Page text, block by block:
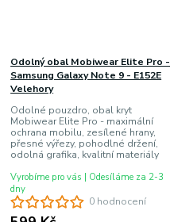
0 hodnocení
Odolný obal Mobiwear Elite Pro -
Samsung Galaxy Note 9 - E152E
Velehory
Odolné pouzdro, obal kryt
Mobiwear Elite Pro - maximální
ochrana mobilu, zesílené hrany,
přesné výřezy, pohodlné držení,
odolná grafika, kvalitní materiály
Vyrobíme pro vás | Odesíláme za 2-3
dny